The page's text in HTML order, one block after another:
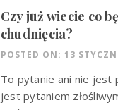
Czy już wiecie co
chudnięcia?
POSTED ON: 13
To pytanie ani nie jest
jest pytaniem